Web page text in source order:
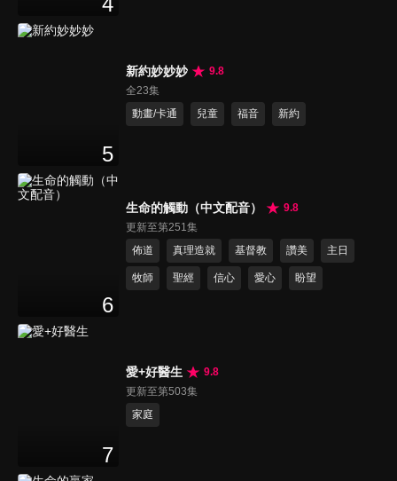
5
新約妙妙妙
9.8
全23集
動畫/卡通
兒童 福音 新約
6
生命的觸動（中文配音）
9.8
更新至第251集
佈道
真理造就 基督教 讚美 主日
牧師 聖經 信心 愛心 盼望
7
愛+好醫生
9.8
更新至第503集
家庭